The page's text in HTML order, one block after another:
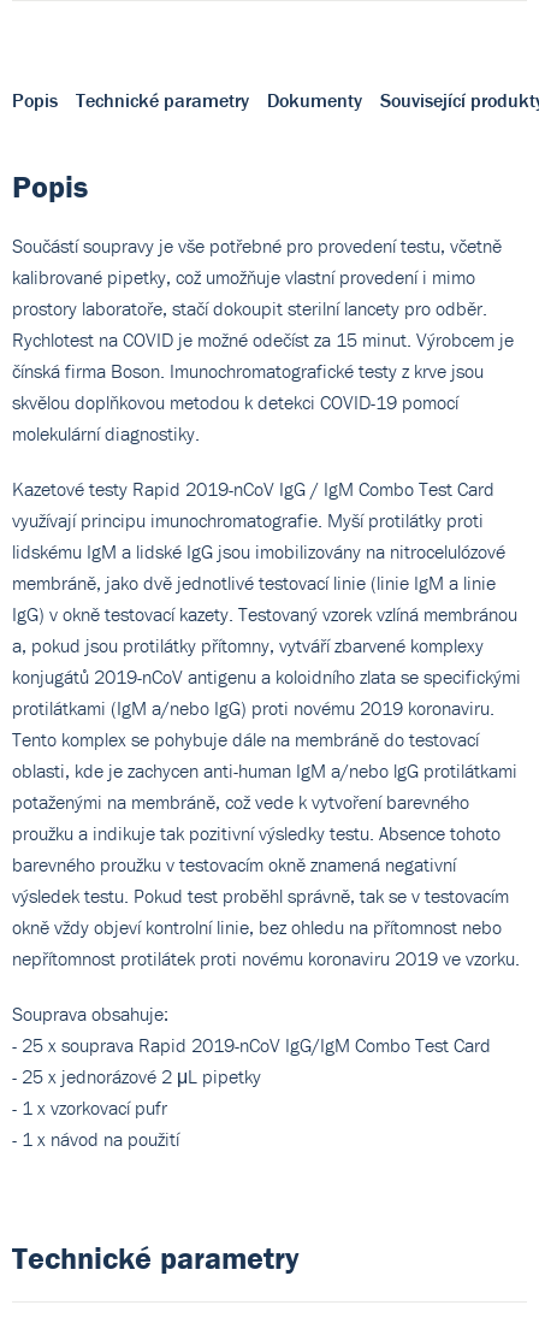
Popis Technické parametry Dokumenty Související
Popis
Součástí soupravy je vše potřebné pro provedení testu, včetně
kalibrované pipetky, což umožňuje vlastní provedení i mimo
prostory laboratoře, stačí dokoupit sterilní lancety pro odběr.
Rychlotest na COVID je možné odečíst za 15 minut. Výrobcem je
čínská firma Boson. Imunochromatografické testy z krve jsou
skvělou doplňkovou metodou k detekci COVID-19 pomocí
molekulární diagnostiky.
Kazetové testy Rapid 2019-nCoV IgG / IgM Combo Test Card
využívají principu imunochromatografie. Myší protilátky proti
lidskému IgM a lidské IgG jsou imobilizovány na nitrocelulózové
membráně, jako dvě jednotlivé testovací linie (linie IgM a linie
IgG) v okně testovací kazety. Testovaný vzorek vzlíná membránou
a, pokud jsou protilátky přítomny, vytváří zbarvené komplexy
konjugátů 2019-nCoV antigenu a koloidního zlata se specifickými
protilátkami (IgM a/nebo IgG) proti novému 2019 koronaviru.
Tento komplex se pohybuje dále na membráně do testovací
oblasti, kde je zachycen anti-human IgM a/nebo lgG protilátkami
potaženými na membráně, což vede k vytvoření barevného
proužku a indikuje tak pozitivní výsledky testu. Absence tohoto
barevného proužku v testovacím okně znamená negativní
výsledek testu. Pokud test proběhl správně, tak se v testovacím
okně vždy objeví kontrolní linie, bez ohledu na přítomnost nebo
nepřítomnost protilátek proti novému koronaviru 2019 ve vzorku.
Souprava obsahuje:
- 25 x souprava Rapid 2019-nCoV IgG/IgM Combo Test Card
- 25 x jednorázové 2 μL pipetky
- 1 x vzorkovací pufr
- 1 x návod na použití
Technické parametry